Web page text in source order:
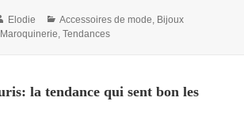
Auteur
Elodie Catégories
Accessoires de mode, Bijoux
Maroquinerie,Tendances
la tendance qui sent bon les